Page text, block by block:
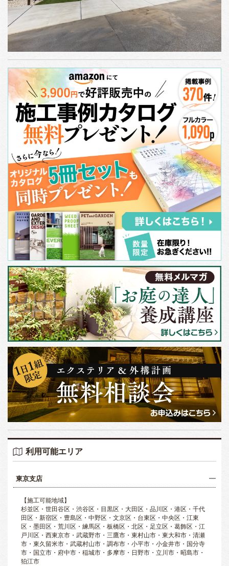
利用可能エリア
東京支店
【施工可能地域】
杉並区・世田谷区・渋谷区・目黒区・大田区・品川区・港区・千代
田区・新宿区・豊島区・中野区・文京区・台東区・中央区・江東
区・墨田区・荒川区・練馬区・板橋区・北区・足立区・葛飾区・江
戸川区・西東京市・武蔵野市・三鷹市・東村山市・東大和市・清瀬
市・東久留米市・武蔵村山市・調布市・小平市・小金井市・国分寺
市・国立市・府中市・稲城市・多摩市・日野市・立川市・昭島市・
狛江市